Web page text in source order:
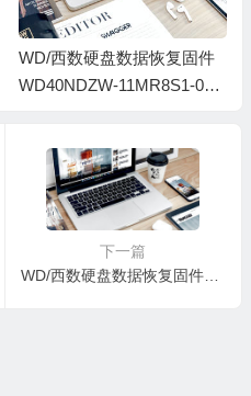
WD/西数硬盘数据恢复固件
WD40NDZW-11MR8S1-02-
下一篇
WD/西数硬盘数据恢复固件WD600BEVS-60LAT0-01.06M01-WXE506202914-0001003A-H2-666